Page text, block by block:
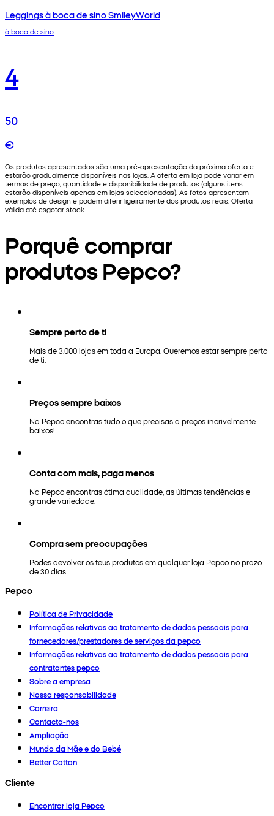
Leggings à boca de sino SmileyWorld
à boca de sino
4
50
€
Os produtos apresentados são uma pré-apresentação da próxima oferta e
estarão gradualmente disponíveis nas lojas. A oferta em loja pode variar em
termos de preço, quantidade e disponibilidade de produtos (alguns itens
estarão disponíveis apenas em lojas seleccionadas). As fotos apresentam
exemplos de design e podem diferir ligeiramente dos produtos reais. Oferta
válida até esgotar stock.
Porquê comprar
produtos Pepco?
Sempre perto de ti
Mais de 3.000 lojas em toda a Europa. Queremos estar sempre perto
de ti.
Preços sempre baixos
Na Pepco encontras tudo o que precisas a preços incrivelmente
baixos!
Conta com mais, paga menos
Na Pepco encontras ótima qualidade, as últimas tendências e
grande variedade.
Compra sem preocupações
Podes devolver os teus produtos em qualquer loja Pepco no prazo
de 30 dias.
Pepco
Política de Privacidade
Informações relativas ao tratamento de dados pessoais para
fornecedores/prestadores de serviços da pepco
Informações relativas ao tratamento de dados pessoais para
contratantes pepco
Sobre a empresa
Nossa responsabilidade
Carreira
Contacta-nos
Ampliação
Mundo da Mãe e do Bebé
Better Cotton
Cliente
Encontrar loja Pepco